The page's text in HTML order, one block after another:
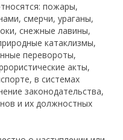
пожары,
смерчи, ураганы,
снежные лавины,
катаклизмы,
перевороты,
акты,
в системах
законодательства,
и их должностных